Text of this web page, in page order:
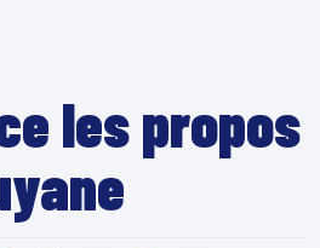
les propos